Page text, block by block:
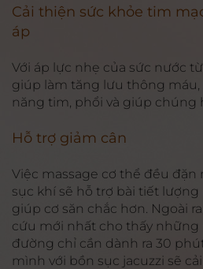
Cải thiện sức khỏe tim
áp
Với áp lực nhẹ của sức nước
giúp làm tăng lưu thông
năng tim, phổi và giúp chúng
Hỗ trợ giảm cân
Việc massage cơ thể đều
sục khí sẽ hỗ trợ bài tiết
giúp cơ săn chắc hơn. Ngoài
cứu mới nhất cho thấy
đường chỉ cần dành ra 30
mình với bồn sục jacuzzi sẽ